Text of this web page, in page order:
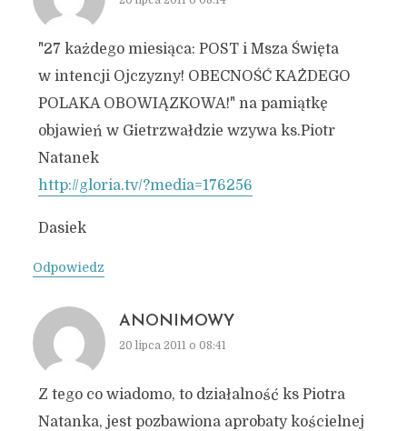
"27 każdego miesiąca: POST i Msza Święta
w intencji Ojczyzny! OBECNOŚĆ KAŻDEGO
POLAKA OBOWIĄZKOWA!" na pamiątkę
objawień w Gietrzwałdzie wzywa ks.Piotr
Natanek
http://gloria.tv/?media=176256
Dasiek
Odpowiedz
ANONIMOWY
20 lipca 2011 o 08:41
Z tego co wiadomo, to działalność ks Piotra
Natanka, jest pozbawiona aprobaty kościelnej